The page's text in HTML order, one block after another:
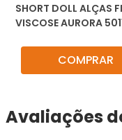
SHORT DOLL ALÇAS
VISCOSE AURORA
COMPRAR
Avaliações